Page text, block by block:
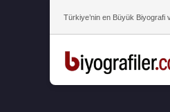
Türkiye’nin en Büyük Biyografi